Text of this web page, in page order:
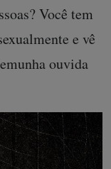
Você tem
e vê
ouvida